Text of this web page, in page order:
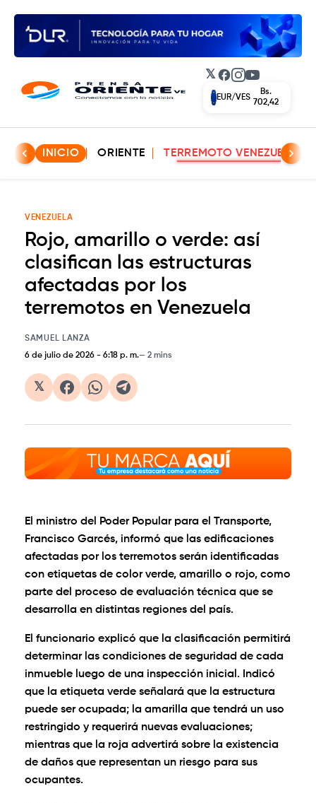
𝕏 Facebook
Instagram
YouTube
EUR/VES
Bs.
702,42
INICIO ORIENTE TERREMOTO VENEZUELA
VENEZUELA
Rojo, amarillo o verde: así
clasifican las estructuras
afectadas por los
terremotos en Venezuela
SAMUEL LANZA
6 de julio de 2026 - 6:18 p. m. 2 mins
𝕏
El ministro del Poder Popular para el Transporte,
Francisco Garcés, informó que las edificaciones
afectadas por los terremotos serán identificadas
con etiquetas de color verde, amarillo o rojo, como
parte del proceso de evaluación técnica que se
desarrolla en distintas regiones del país.
El funcionario explicó que la clasificación permitirá
determinar las condiciones de seguridad de cada
inmueble luego de una inspección inicial. Indicó
que la etiqueta verde señalará que la estructura
puede ser ocupada; la amarilla que tendrá un uso
restringido y requerirá nuevas evaluaciones;
mientras que la roja advertirá sobre la existencia
de daños que representan un riesgo para sus
ocupantes.